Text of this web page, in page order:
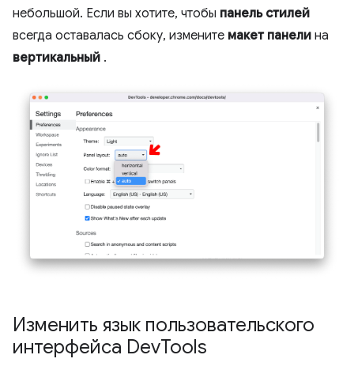
небольшой. Если вы хотите, чтобы панель стилей
всегда оставалась сбоку, измените макет панели на
вертикальный .
Изменить язык пользовательского
интерфейса DevTools